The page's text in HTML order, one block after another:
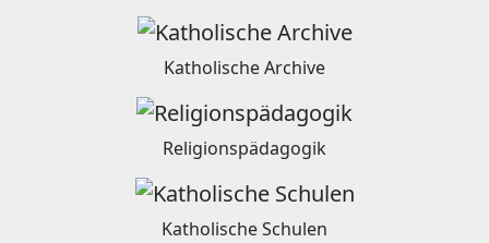
Katholische Archive
Religionspädagogik
Katholische Schulen